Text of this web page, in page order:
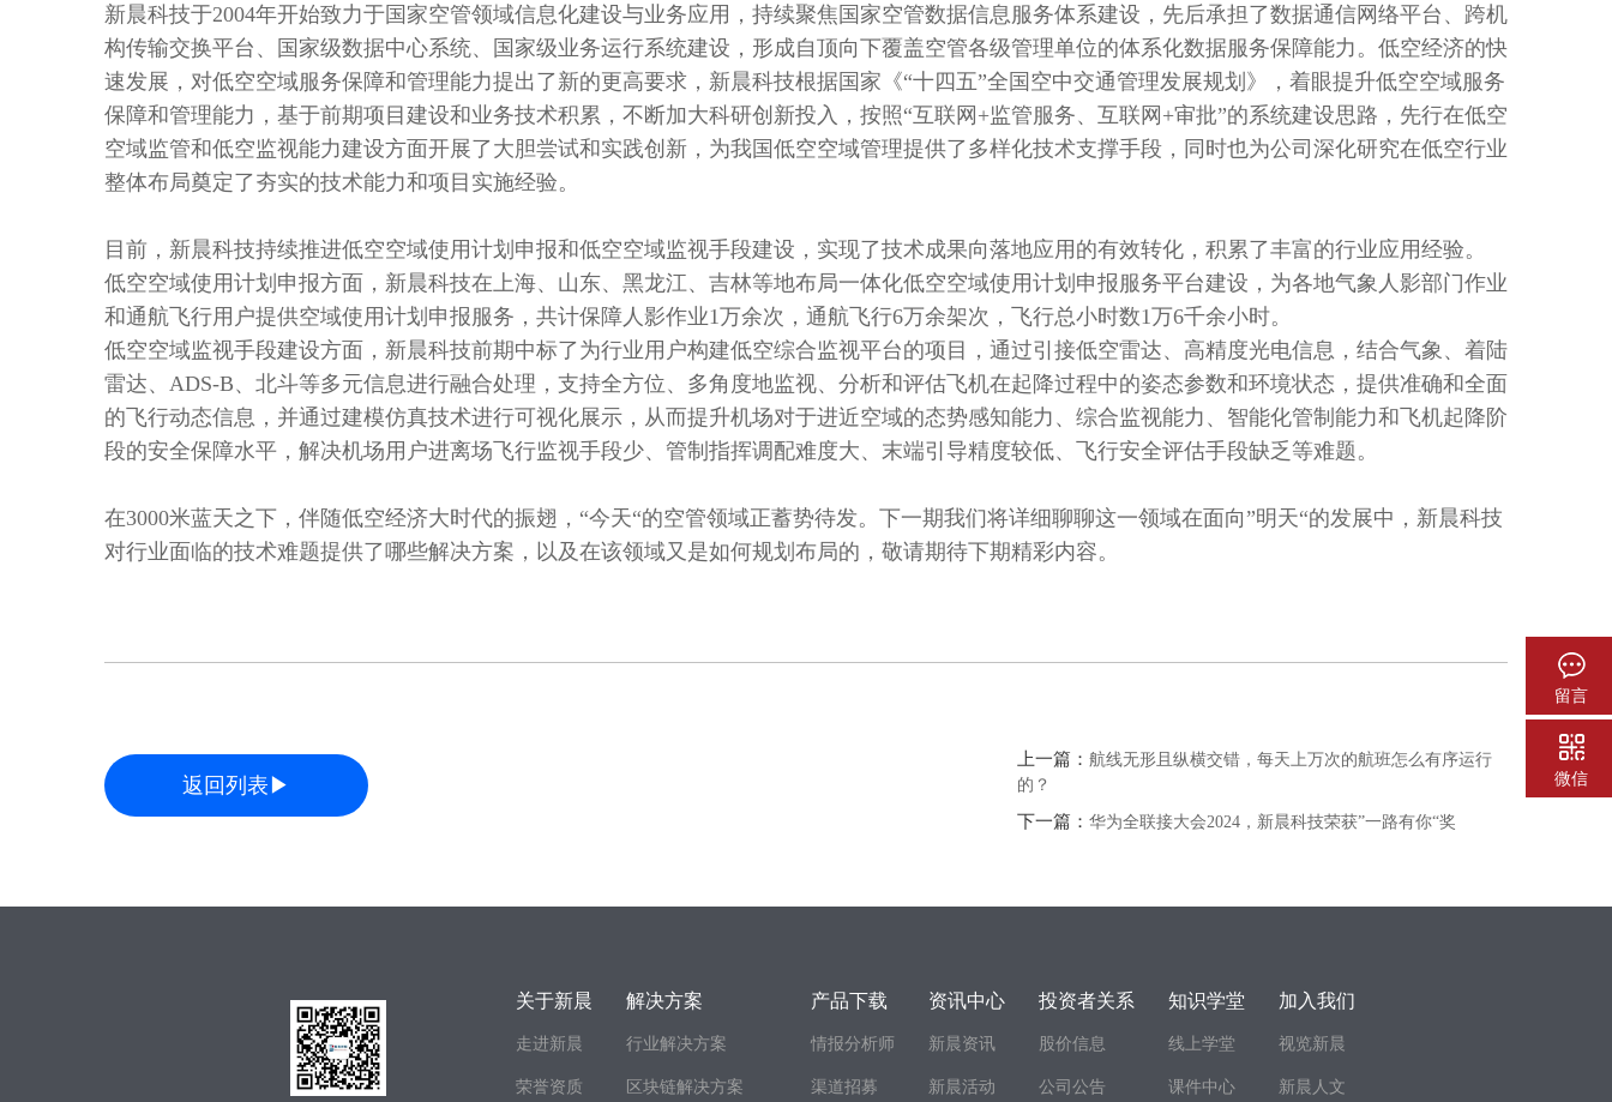
新晨科技于2004年开始致力于国家空管领域信息化建设与业务应用，持续聚焦国家空管数据信息服务体系建设，先后承担了数据通信网络平台、跨机
构传输交换平台、国家级数据中心系统、国家级业务运行系统建设，形成自顶向下覆盖空管各级管理单位的体系化数据服务保障能力。低空经济的快
速发展，对低空空域服务保障和管理能力提出了新的更高要求，新晨科技根据国家《“十四五”全国空中交通管理发展规划》，着眼提升低空空域服务
保障和管理能力，基于前期项目建设和业务技术积累，不断加大科研创新投入，按照“互联网+监管服务、互联网+审批”的系统建设思路，先行在低空
空域监管和低空监视能力建设方面开展了大胆尝试和实践创新，为我国低空空域管理提供了多样化技术支撑手段，同时也为公司深化研究在低空行业
整体布局奠定了夯实的技术能力和项目实施经验。
目前，新晨科技持续推进低空空域使用计划申报和低空空域监视手段建设，实现了技术成果向落地应用的有效转化，积累了丰富的行业应用经验。
低空空域使用计划申报方面，新晨科技在上海、山东、黑龙江、吉林等地布局一体化低空空域使用计划申报服务平台建设，为各地气象人影部门作业
和通航飞行用户提供空域使用计划申报服务，共计保障人影作业1万余次，通航飞行6万余架次，飞行总小时数1万6千余小时。
低空空域监视手段建设方面，新晨科技前期中标了为行业用户构建低空综合监视平台的项目，通过引接低空雷达、高精度光电信息，结合气象、着陆
雷达、ADS-B、北斗等多元信息进行融合处理，支持全方位、多角度地监视、分析和评估飞机在起降过程中的姿态参数和环境状态，提供准确和全面
的飞行动态信息，并通过建模仿真技术进行可视化展示，从而提升机场对于进近空域的态势感知能力、综合监视能力、智能化管制能力和飞机起降阶
段的安全保障水平，解决机场用户进离场飞行监视手段少、管制指挥调配难度大、末端引导精度较低、飞行安全评估手段缺乏等难题。
在3000米蓝天之下，伴随低空经济大时代的振翅，“今天“的空管领域正蓄势待发。下一期我们将详细聊聊这一领域在面向”明天“的发展中，新晨科技
对行业面临的技术难题提供了哪些解决方案，以及在该领域又是如何规划布局的，敬请期待下期精彩内容。
返回列表▶
上一篇： 航线无形且纵横交错，每天上万次的航班怎么有序运行
的？
下一篇： 华为全联接大会2024，新晨科技荣获”一路有你“奖
关于新晨
走进新晨
荣誉资质
解决方案
行业解决方案
区块链解决方案
产品下载
情报分析师
渠道招募
资讯中心
新晨资讯
新晨活动
投资者关系
股价信息
公司公告
知识学堂
线上学堂
课件中心
加入我们
视览新晨
新晨人文
留言
微信